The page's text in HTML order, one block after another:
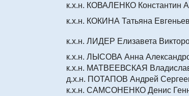
к.х.н. КОВАЛЕНКО Константин
к.х.н. КОКИНА Татьяна
к.х.н. ЛИДЕР Елизавета
к.х.н. ЛЫСОВА Анна
к.х.н. МАТВЕЕВСКАЯ
д.х.н. ПОТАПОВ Андрей
к.х.н. САМСОНЕНКО Денис